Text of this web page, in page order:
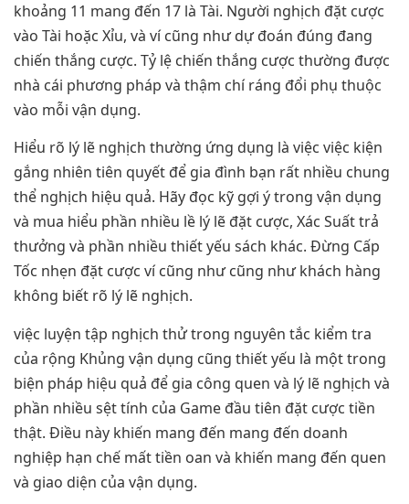
khoảng 11 mang đến 17 là Tài. Người nghịch đặt cược
vào Tài hoặc Xỉu, và ví cũng như dự đoán đúng đang
chiến thắng cược. Tỷ lệ chiến thắng cược thường được
nhà cái phương pháp và thậm chí ráng đổi phụ thuộc
vào mỗi vận dụng.
Hiểu rõ lý lẽ nghịch thường ứng dụng là việc việc kiện
gắng nhiên tiên quyết để gia đình bạn rất nhiều chung
thể nghịch hiệu quả. Hãy đọc kỹ gợi ý trong vận dụng
và mua hiểu phần nhiều lề lý lẽ đặt cược, Xác Suất trả
thưởng và phần nhiều thiết yếu sách khác. Đừng Cấp
Tốc nhẹn đặt cược ví cũng như cũng như khách hàng
không biết rõ lý lẽ nghịch.
việc luyện tập nghịch thử trong nguyên tắc kiểm tra
của rộng Khủng vận dụng cũng thiết yếu là một trong
biện pháp hiệu quả để gia công quen và lý lẽ nghịch và
phần nhiều sệt tính của Game đầu tiên đặt cược tiền
thật. Điều này khiến mang đến mang đến doanh
nghiệp hạn chế mất tiền oan và khiến mang đến quen
và giao diện của vận dụng.